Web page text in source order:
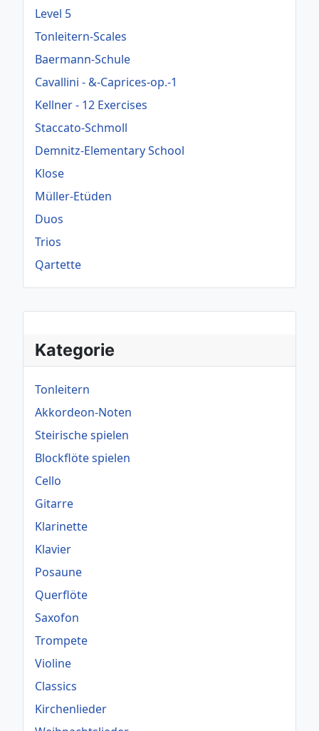
Kategorie
Tonleitern
Akkordeon-Noten
Steirische spielen
Blockflöte spielen
Cello
Gitarre
Klarinette
Klavier
Posaune
Querflöte
Saxofon
Trompete
Violine
Classics
Kirchenlieder
Level 5
Tonleitern-Scales
Baermann-Schule
Cavallini - &-Caprices-op.-1
Kellner - 12 Exercises
Staccato-Schmoll
Demnitz-Elementary School
Klose
Müller-Etüden
Duos
Trios
Qartette